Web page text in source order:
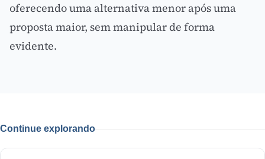
oferecendo uma alternativa menor após uma
proposta maior, sem manipular de forma
evidente.
Continue explorando